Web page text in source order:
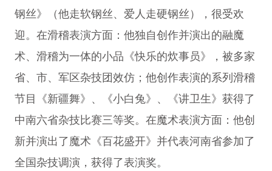
钢丝》（他走软钢丝、爱人走硬钢丝），很受欢
迎。在滑稽表演方面：他独自创作并演出的融魔
术、滑稽为一体的小品《快乐的炊事员》，被多家
省、市、军区杂技团效仿；他创作表演的系列滑稽
节目《新疆舞》、《小白兔》、《讲卫生》获得了
中南六省杂技比赛三等奖。在魔术表演方面：他创
新并演出了魔术《百花盛开》并代表河南省参加了
全国杂技调演，获得了表演奖。